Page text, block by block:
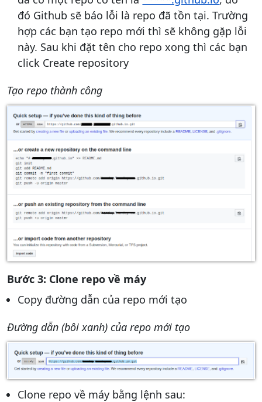
đó Github sẽ báo lỗi là repo đã tồn tại. Trường
hợp các bạn tạo repo mới thì sẽ không gặp lỗi
này. Sau khi đặt tên cho repo xong thì các bạn
click Create repository
Tạo repo thành công
Bước 3: Clone repo về máy
Copy đường dẫn của repo mới tạo
Đường dẫn (bôi xanh) của repo mới tạo
Clone repo về máy bằng lệnh sau: